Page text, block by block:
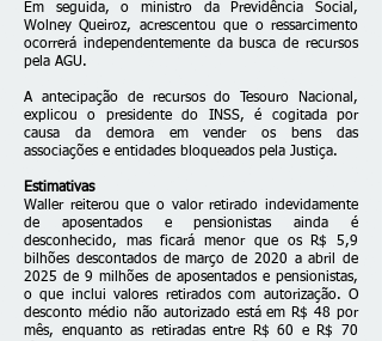
Em seguida, o ministro da Previdência Social,
Wolney Queiroz, acrescentou que o ressarcimento
ocorrerá independentemente da busca de recursos
pela AGU.
A antecipação de recursos do Tesouro Nacional,
explicou o presidente do INSS, é cogitada por
causa da demora em vender os bens das
associações e entidades bloqueados pela Justiça.
Estimativas
Waller reiterou que o valor retirado indevidamente
de aposentados e pensionistas ainda é
desconhecido, mas ficará menor que os R$ 5,9
bilhões descontados de março de 2020 a abril de
2025 de 9 milhões de aposentados e pensionistas,
o que inclui valores retirados com autorização. O
desconto médio não autorizado está em R$ 48 por
mês, enquanto as retiradas entre R$ 60 e R$ 70